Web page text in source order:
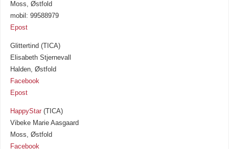
Moss, Østfold
mobil: 99588979
Epost
Glittertind (TICA)
Elisabeth Stjernevall
Halden, Østfold
Facebook
Epost
HappyStar(TICA)
Vibeke Marie Aasgaard
Moss, Østfold
Facebook